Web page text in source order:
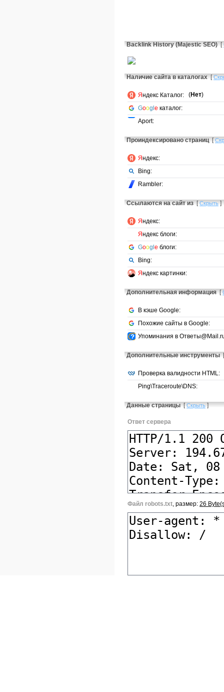
Backlink History (Majestic SEO) [
Наличие сайта в каталогах [
Яндекс Каталог: (Нет)
Google каталог:
Aport:
Проиндексировано страниц [
Яндекс:
Bing:
Rambler:
Ссылаются на сайт из [Скрыть]
Яндекс:
Яндекс блоги:
Google блоги:
Bing:
Яндекс картинки:
Дополнительная информация [
В кэше Google:
Похожие сайты в Google:
Упоминания в
Дополнительные инструменты
Проверка валидности HTML:
Ping\Traceroute\DNS:
Данные страницы [Скрыть]
Ответ сервера
Файл robots.txt , размер: 26